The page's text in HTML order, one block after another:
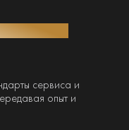
Восточной
сервиса и
опыт и